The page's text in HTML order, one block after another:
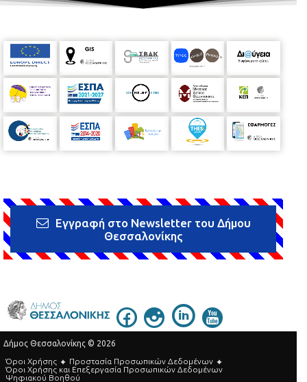
Εγγραφή στο Newsletter του Δήμου
Θεσσαλονίκης
Δήμος Θεσσαλονίκης © 2026
Όροι Χρήσης
Προστασία Προσωπικών Δεδομένων
Όροι Xρήσης και Eπεξεργασία Προσωπικών Δεδομένων
Ψηφιακού Βοηθού